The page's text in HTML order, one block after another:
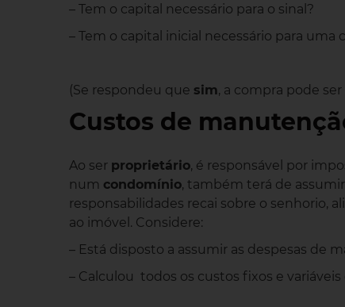
– Tem o capital necessário para o sinal?
– Tem o capital inicial necessário para uma
(Se respondeu que sim, a compra pode
Custos de
Ao ser proprietário, é responsável por
num condomínio, também terá de
responsabilidades recai sobre o senhorio,
ao imóvel. Considere:
– Está disposto a assumir as despesas de
– Calculou todos os custos fixos e